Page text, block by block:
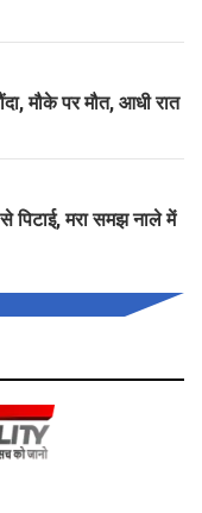
मौके पर मौत, आधी रात
मरा समझ नाले में